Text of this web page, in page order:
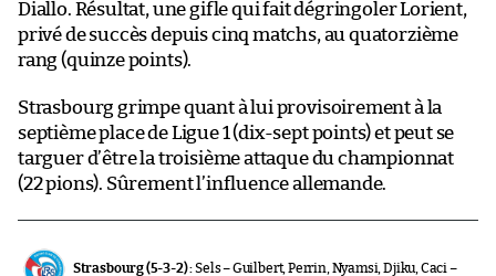
Diallo. Résultat, une gifle qui fait dégringoler Lorient,
privé de succès depuis cinq matchs, au quatorzième
rang (quinze points).
Strasbourg grimpe quant à lui provisoirement à la
septième place de Ligue 1 (dix-sept points) et peut se
targuer d’être la troisième attaque du championnat
(22 pions). Sûrement l’influence allemande.
Strasbourg (5-3-2) :Sels – Guilbert, Perrin, Nyamsi, Djiku, Caci –